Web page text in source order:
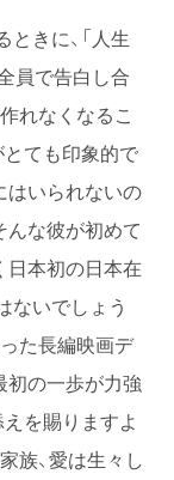
きに、「人生
員で告白し合
れなくなるこ
ても印象的で
はいられないの
んな彼が初めて
日本初の日本在
ないでしょう
た長編映画デ
初の一歩が力強
を賜りますよ
族、愛は生々し